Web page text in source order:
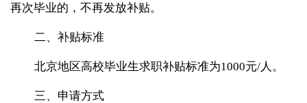
再次毕业的，不再发放补贴。
二、补贴标准
北京地区高校毕业生求职补贴标准为1000元/人。
三、申请方式